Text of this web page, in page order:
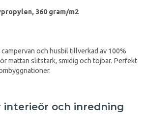
360 gram/m2
och husbil tillverkad av 100%
mattan slitstark, smidig och töjbar. Perfekt
och inredning